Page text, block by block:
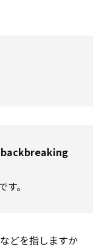
backbreaking
。
どを指しますか